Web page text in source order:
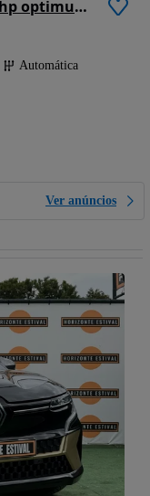
Renault Mégane E-Tech EV60 220hp optimum charge Iconic
Automática
Ver anúncios